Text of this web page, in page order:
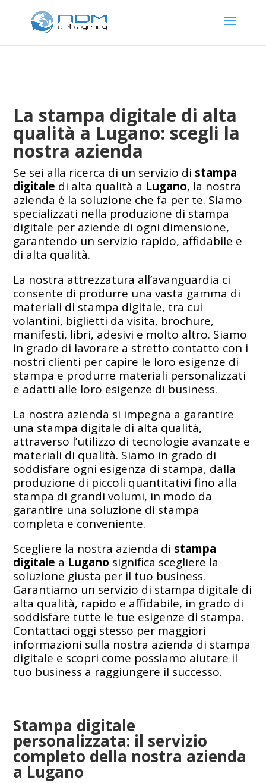
La stampa digitale di alta
qualità a Lugano: scegli la
nostra azienda
Se sei alla ricerca di un servizio di stampa
digitale di alta qualità a Lugano, la nostra
azienda è la soluzione che fa per te. Siamo
specializzati nella produzione di stampa
digitale per aziende di ogni dimensione,
garantendo un servizio rapido, affidabile e
di alta qualità.
La nostra attrezzatura all’avanguardia ci
consente di produrre una vasta gamma di
materiali di stampa digitale, tra cui
volantini, biglietti da visita, brochure,
manifesti, libri, adesivi e molto altro. Siamo
in grado di lavorare a stretto contatto con i
nostri clienti per capire le loro esigenze di
stampa e produrre materiali personalizzati
e adatti alle loro esigenze di business.
La nostra azienda si impegna a garantire
una stampa digitale di alta qualità,
attraverso l’utilizzo di tecnologie avanzate e
materiali di qualità. Siamo in grado di
soddisfare ogni esigenza di stampa, dalla
produzione di piccoli quantitativi fino alla
stampa di grandi volumi, in modo da
garantire una soluzione di stampa
completa e conveniente.
Scegliere la nostra azienda di stampa
digitale a Lugano significa scegliere la
soluzione giusta per il tuo business.
Garantiamo un servizio di stampa digitale di
alta qualità, rapido e affidabile, in grado di
soddisfare tutte le tue esigenze di stampa.
Contattaci oggi stesso per maggiori
informazioni sulla nostra azienda di stampa
digitale e scopri come possiamo aiutare il
tuo business a raggiungere il successo.
Stampa digitale
personalizzata: il servizio
completo della nostra azienda
a Lugano